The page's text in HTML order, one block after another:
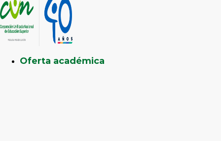
Oferta académica